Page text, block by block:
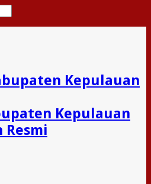
Kepulauan
Resmi